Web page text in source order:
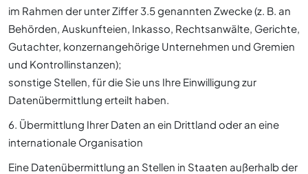
im Rahmen der unter Ziffer 3.5 genannten Zwecke (z. B. an
Behörden, Auskunfteien, Inkasso, Rechtsanwälte, Gerichte,
Gutachter, konzernangehörige Unternehmen und Gremien
und Kontrollinstanzen);
sonstige Stellen, für die Sie uns Ihre Einwilligung zur
Datenübermittlung erteilt haben.
6. Übermittlung Ihrer Daten an ein Drittland oder an eine
internationale Organisation
Eine Datenübermittlung an Stellen in Staaten außerhalb der